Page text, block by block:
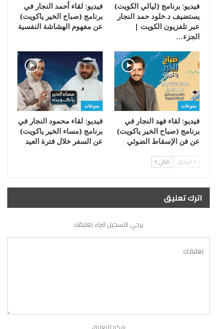
فيديو: برنامج (ليالي الكويت)
يستضيف د.خلود حمد النجار
عبر تلفزيون الكويت |
الجزء…
فيديو: لقاء أحمد النجار في
برنامج (صباح الخير ياكويت)
عن مفهوم الهشاشة النفسية
منوعات
فيديو: لقاء فهد النجار في
برنامج (صباح الخير ياكويت)
عن فن الإسقاط الضوئي
منوعات
فيديو: لقاء محمود النجار في
برنامج (مساء الخير ياكويت)
عن السفر خلال فترة العيد
السابق التالي
اترك تعليق
يرجي التسجيل لترك تعليقك